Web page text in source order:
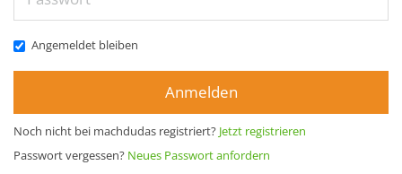
Angemeldet bleiben
Anmelden
Noch nicht bei machdudas registriert? Jetzt registrieren
Passwort vergessen? Neues Passwort anfordern